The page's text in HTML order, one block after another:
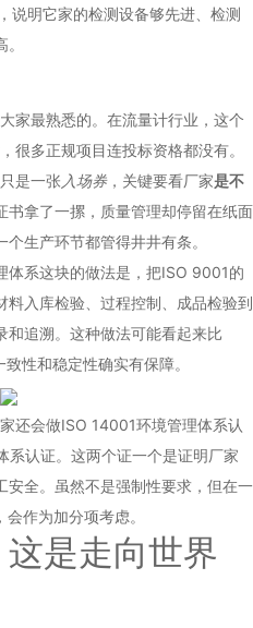
说明它家的检测设备够先进、检测
家最熟悉的。在流量计行业，这个
很多正规项目连投标资格都没有。
是一张入场券，关键要看厂家是不
书拿了一摞，质量管理却停留在纸面
生产环节都管得井井有条。
体系这块的做法是，把ISO 9001的
入库检验、过程控制、成品检验到
和追溯。这种做法可能看起来比
性和稳定性确实有保障。
还会做ISO 14001环境管理体系认
认证。这两个证一个是证明厂家
安全。虽然不是强制性要求，但在一
作为加分项考虑。
是走向世界